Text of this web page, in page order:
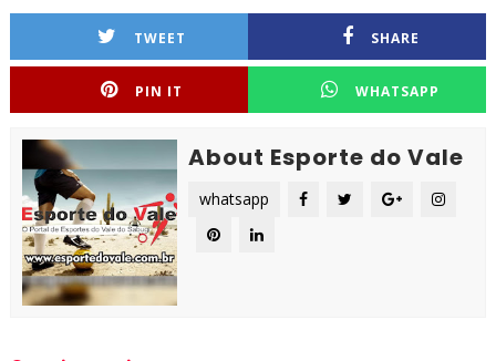
TWEET SHARE
PIN IT WHATSAPP
About Esporte do Vale
whatsapp